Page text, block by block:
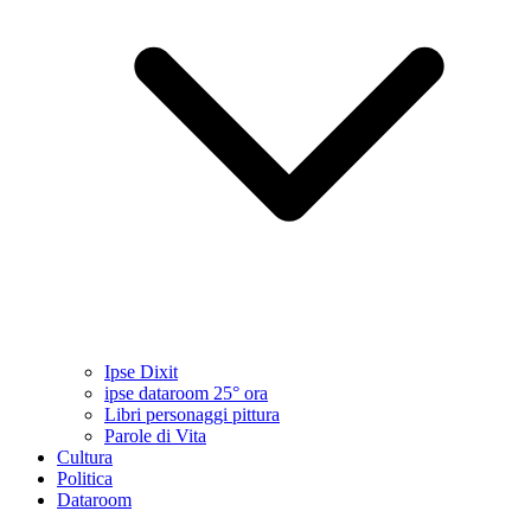
Ipse Dixit
ipse dataroom 25° ora
Libri personaggi pittura
Parole di Vita
Cultura
Politica
Dataroom